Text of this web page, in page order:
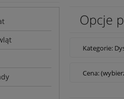
Opcje
Kategorie:
Cena: